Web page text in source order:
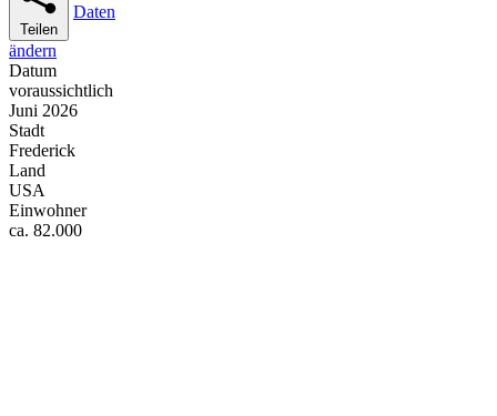
Teilen
Daten
ändern
Datum
voraussichtlich
Juni 2026
Stadt
Frederick
Land
USA
Einwohner
ca. 82.000